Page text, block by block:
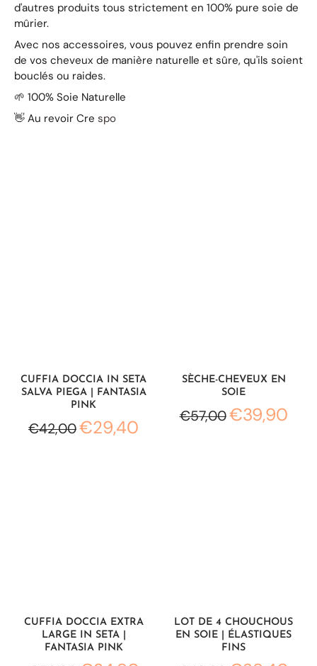
d'autres produits tous strictement en 100% pure soie de
mûrier.
Avec nos accessoires, vous pouvez enfin prendre soin
de vos cheveux de manière naturelle et sûre, qu'ils soient
bouclés ou raides.
🌱 100% Soie Naturelle
👋 Au revoir Cre spo
CUFFIA DOCCIA IN SETA
SALVA PIEGA | FANTASIA
PINK
€42,00€29,40
SÈCHE-CHEVEUX EN
SOIE
€57,00€39,90
CUFFIA DOCCIA EXTRA
LARGE IN SETA |
FANTASIA PINK
LOT DE 4 CHOUCHOUS
EN SOIE | ÉLASTIQUES
FINS